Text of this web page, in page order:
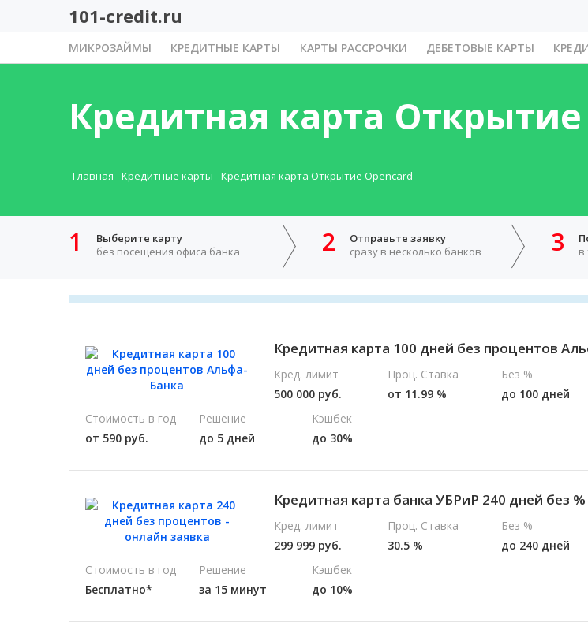
101-credit.ru
МИКРОЗАЙМЫ КРЕДИТНЫЕ КАРТЫ КАРТЫ РАССРОЧКИ ДЕБЕТОВЫЕ КАРТЫ
Кредитная карта
Главная -Кредитные карты -Кредитная карта Открытие Opencard
1
Выберите карту
без посещения офиса банка
2
Отправьте заявку
сразу в несколько банков
3
в
Кредитная карта 100 дней без процентов
Кред. лимит
500 000 руб.
Проц. Ставка
от 11.99 %
Без %
до 100 дней
Стоимость в год
от 590 руб.
Решение
до 5 дней
Кэшбек
до 30%
Кредитная карта банка УБРиР 240 дней без %
Кред. лимит
299 999 руб.
Проц. Ставка
30.5 %
Без %
до 240 дней
Стоимость в год
Бесплатно*
Решение
за 15 минут
Кэшбек
до 10%